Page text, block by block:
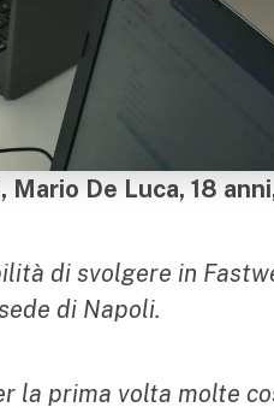
Mario De Luca, 18
di svolgere in
di Napoli.
la prima volta molte